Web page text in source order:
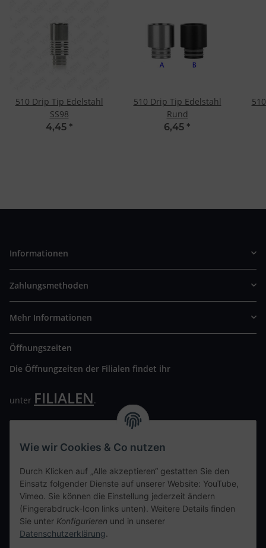
510 Drip Tip Edelstahl
SS98
4,45 *
510 Drip Tip Edelstahl
Rund
6,45 *
Informationen
Zahlungsmethoden
Mehr Informationen
Öffnungszeiten
Die Öffnungzeiten der Filialen findet ihr
unter FILIALEN.
Wir freuen uns auf Euren Besuch. Bitte beachtet die
Kontaktdaten
tweet
teilen
Wie wir Cookies & Co nutzen
Durch Klicken auf „Alle akzeptieren“ gestatten Sie den
Einsatz folgender Dienste auf unserer Website: YouTube,
Vimeo. Sie können die Einstellung jederzeit ändern
(Fingerabdruck-Icon links unten). Weitere Details finden
Sie unter Konfigurieren und in unserer
Datenschutzerklärung.